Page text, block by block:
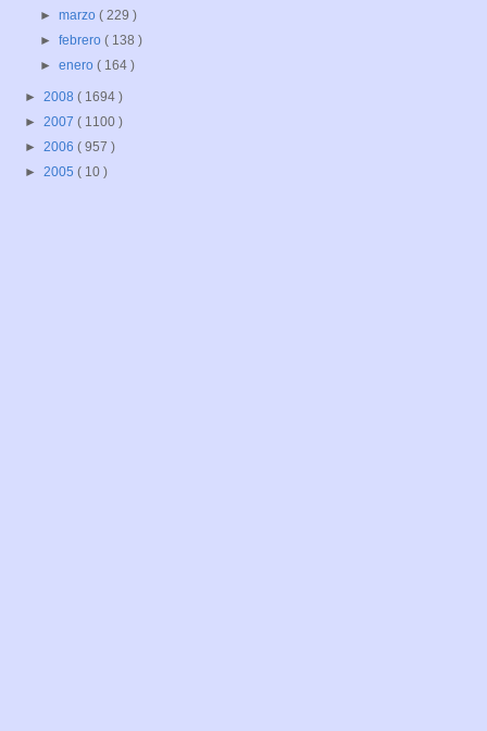
►marzo( 229 )
►febrero( 138 )
►enero( 164 )
► 2008 ( 1694 )
► 2007 ( 1100 )
► 2006 ( 957 )
► 2005 ( 10 )